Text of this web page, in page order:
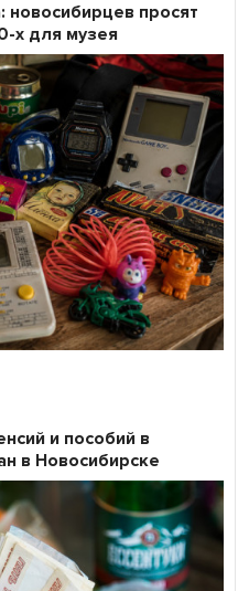
просят
х для музея
и пособий в
в Новосибирске